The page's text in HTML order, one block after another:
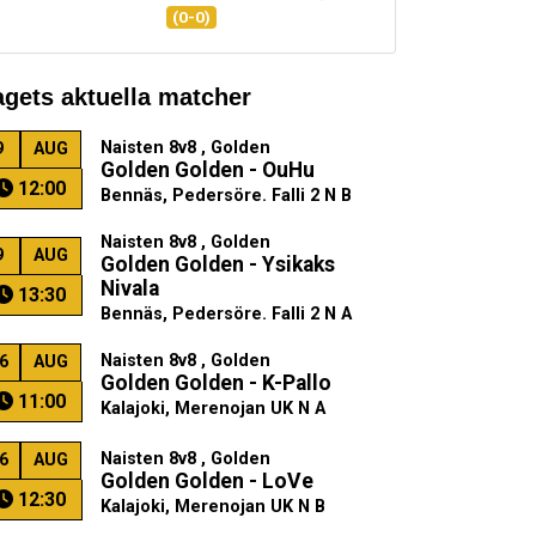
(0-0)
aktuella matcher
AUG
12:00
Naisten 8v8 , Golden
Golden Golden - OuHu
Bennäs, Pedersöre. Falli 2 N B
AUG
13:30
Naisten 8v8 , Golden
Golden Golden - Ysikaks
Nivala
Bennäs, Pedersöre. Falli 2 N A
AUG
11:00
Naisten 8v8 , Golden
Golden Golden - K-Pallo
Kalajoki, Merenojan UK N A
AUG
12:30
Naisten 8v8 , Golden
Golden Golden - LoVe
Kalajoki, Merenojan UK N B